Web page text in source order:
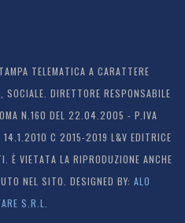
TELEMATICA A CARATTERE
DIRETTORE RESPONSABILE
N.160 DEL 22.04.2005 - P.IVA
C 2015-2019 L&V EDITRICE
VIETATA LA RIPRODUZIONE ANCHE
NEL SITO. DESIGNED BY: ALO
S.R.L.